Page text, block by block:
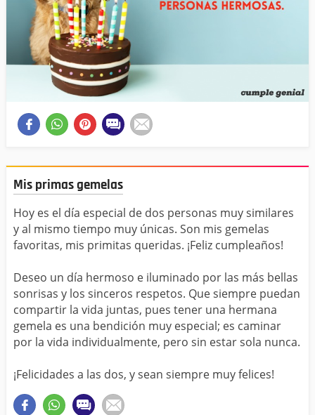
Mis primas gemelas
Hoy es el día especial de dos personas muy similares
y al mismo tiempo muy únicas. Son mis gemelas
favoritas, mis primitas queridas. ¡Feliz cumpleaños!
Deseo un día hermoso e iluminado por las más bellas
sonrisas y los sinceros respetos. Que siempre puedan
compartir la vida juntas, pues tener una hermana
gemela es una bendición muy especial; es caminar
por la vida individualmente, pero sin estar sola nunca.
¡Felicidades a las dos, y sean siempre muy felices!